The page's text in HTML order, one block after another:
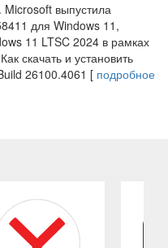
. Microsoft выпустила
для Windows 11,
11 LTSC 2024 в рамках
скачать и установить
26100.4061 [ подробное